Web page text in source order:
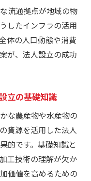
別町の地理的優位
選定のポイント
市場選定の基準と
のリスクと注意点
設立の成功ノウハ
査と市場分析手法
流通拠点が地域の物
したインフラの活用
体の人口動態や消費
が、法人設立の成功
立の基礎知識
な農産物や水産物の
資源を活用した法人
的です。基礎知識と
工技術の理解が欠か
価値を高めるための